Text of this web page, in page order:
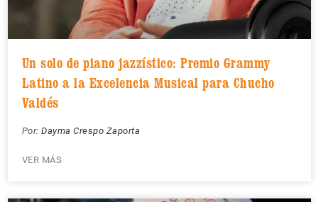
Un solo de piano jazzístico: Premio Grammy
Latino a la Excelencia Musical para Chucho
Valdés
Por: Dayma Crespo Zaporta
VER MÁS